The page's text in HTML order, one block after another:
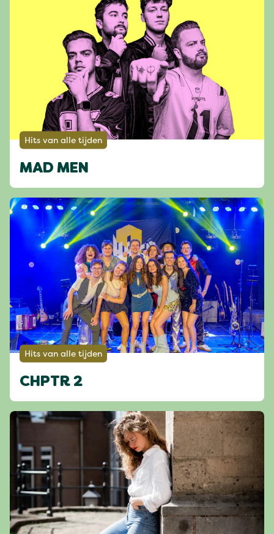
Hits van alle tijden
MAD MEN
Hits van alle tijden
CHPTR 2